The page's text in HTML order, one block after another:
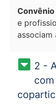
e
associam
2 -